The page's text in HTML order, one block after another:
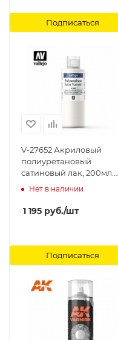
Подписаться
V-27652 Акриловый
полиуретановый
сатиновый лак, 200мл.
Vallejo
Нет в наличии
1 195 руб./шт
Подписаться